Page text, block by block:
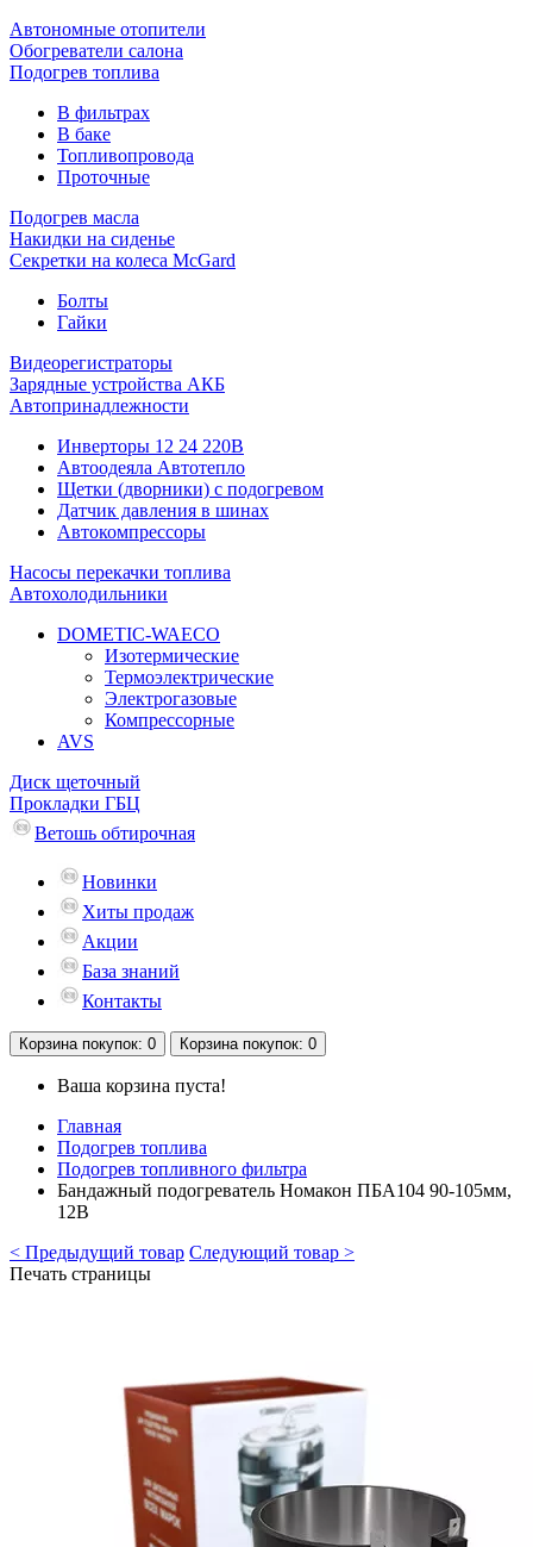
Автономные отопители
Обогреватели салона
Подогрев топлива
В фильтрах
В баке
Топливопровода
Проточные
Подогрев масла
Накидки на сиденье
Секретки на колеса McGard
Болты
Гайки
Видеорегистраторы
Зарядные устройства АКБ
Автопринадлежности
Инверторы 12 24 220В
Автоодеяла Автотепло
Щетки (дворники) с подогревом
Датчик давления в шинах
Автокомпрессоры
Насосы перекачки топлива
Автохолодильники
DOMETIC-WAECO
Изотермические
Термоэлектрические
Электрогазовые
Компрессорные
AVS
Диск щеточный
Прокладки ГБЦ
Ветошь обтирочная
Новинки
Хиты продаж
Акции
База знаний
Контакты
Корзина покупок: 0 Корзина покупок: 0
Ваша корзина пуста!
Главная
Подогрев топлива
Подогрев топливного фильтра
Бандажный подогреватель Номакон ПБА104 90-105мм,
12В
< Предыдущий товар Следующий товар >
Печать страницы